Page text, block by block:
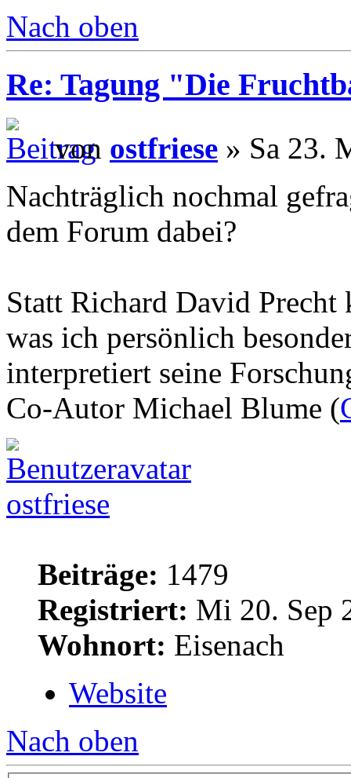
Nach oben
Re: Tagung "Die
von ostfriese » Sa 23.
Nachträglich nochmal
dem Forum dabei?
Statt Richard David Precht
was ich persönlich
interpretiert seine
Co-Autor Michael Blume (
ostfriese
Beiträge: 1479
Registriert: Mi 20. Sep
Wohnort: Eisenach
Website
Nach oben